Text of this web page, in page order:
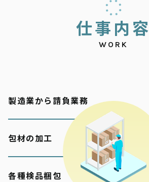
仕事内容
WORK
製造業から請負業務
包材の加工
各種検品梱包